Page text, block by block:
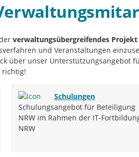
verwaltungsübergreifendes Projekt
und Veranstaltungen
über unser Unterstützungsangebot
richtig!
Schulungen
Schulungsangebot für Beteiligung
NRW im Rahmen der IT-
NRW